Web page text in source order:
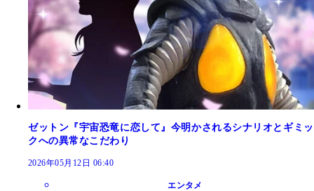
ゼットン『宇宙恐竜に恋して』今明かされるシナリオとギミッ
クへの異常なこだわり
2026年05月12日 06:40
エンタメ